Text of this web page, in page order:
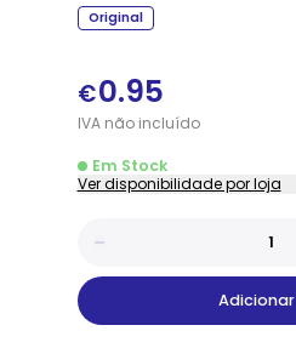
Original
€0.95
IVAnãoincluído
Em Stock
Ver disponibilidade por loja
Adicionar